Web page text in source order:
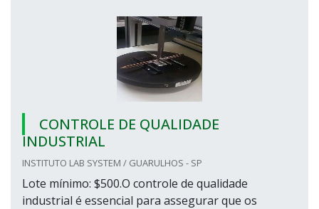
CONTROLE DE QUALIDADE
INDUSTRIAL
INSTITUTO LAB SYSTEM / GUARULHOS - SP
Lote mínimo: $500.O controle de qualidade
industrial é essencial para assegurar que os